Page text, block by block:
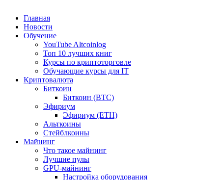
Главная
Новости
Обучение
YouTube Altcoinlog
Топ 10 лучших книг
Курсы по криптоторговле
Обучающие курсы для IT
Криптовалюта
Биткоин
Биткоин (BTC)
Эфириум
Эфириум (ETH)
Альткоины
Стейблкоины
Майнинг
Что такое майнинг
Лучшие пулы
GPU-майнинг
Настройка оборудования